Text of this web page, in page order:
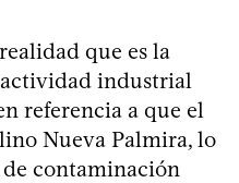
que es la
industrial
referencia a que el
Nueva Palmira, lo
contaminación